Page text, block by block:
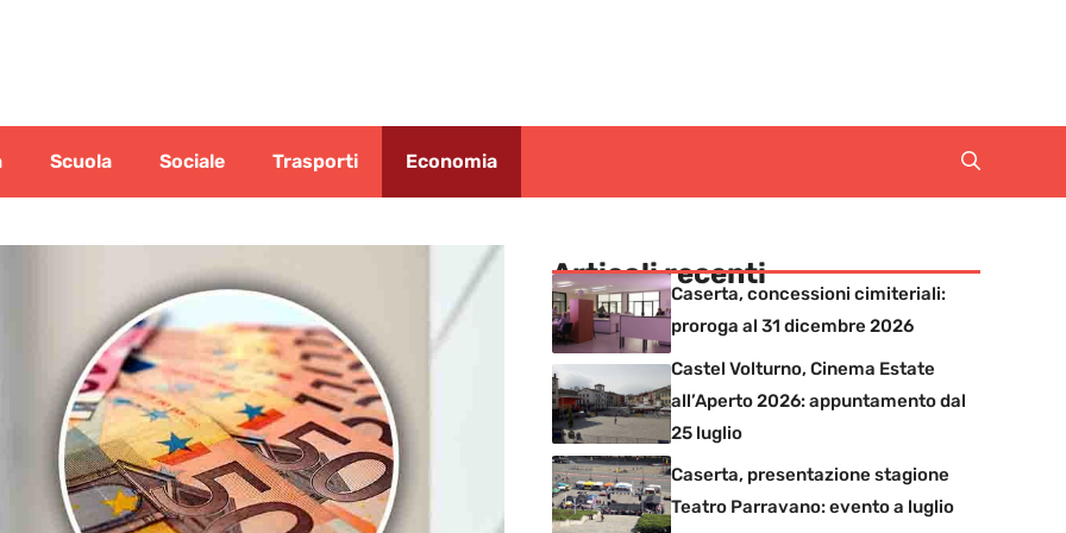
Scuola Sociale Trasporti Economia
Articoli recenti
Caserta, concessioni cimiteriali:
proroga al 31 dicembre 2026
Castel Volturno, Cinema Estate
all’Aperto 2026: appuntamento dal
25 luglio
Caserta, presentazione stagione
Teatro Parravano: evento a luglio